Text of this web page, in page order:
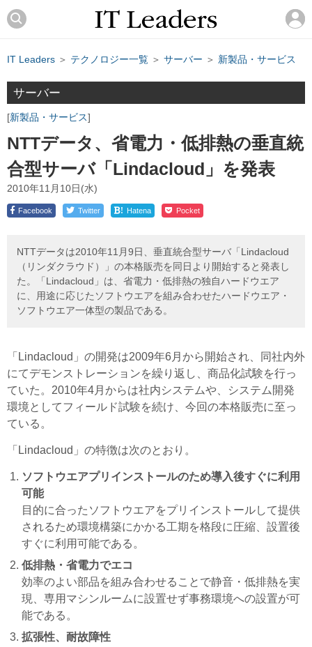
IT Leaders ＞ テクノロジー一覧 ＞ サーバー ＞ 新製品・サービス
サーバー
新製品・サービス
NTTデータ、省電力・低排熱の垂直統
合型サーバ「Lindacloud」を発表
2010年11月10日(水)
Facebook Twitter ! Hatena Pocket
NTTデータは2010年11月9日、垂直統合型サーバ「Lindacloud
（リンダクラウド）」の本格販売を同日より開始すると発表し
た。「Lindacloud」は、省電力・低排熱の独自ハードウエア
に、用途に応じたソフトウエアを組み合わせたハードウエア・
ソフトウエア一体型の製品である。
「Lindacloud」の開発は2009年6月から開始され、同社内外
にてデモンストレーションを繰り返し、商品化試験を行っ
ていた。2010年4月からは社内システムや、システム開発
環境としてフィールド試験を続け、今回の本格販売に至っ
ている。
「Lindacloud」の特徴は次のとおり。
ソフトウエアプリインストールのため導入後すぐに利用
可能
目的に合ったソフトウエアをプリインストールして提供
されるため環境構築にかかる工期を格段に圧縮、設置後
すぐに利用可能である。
低排熱・省電力でエコ
効率のよい部品を組み合わせることで静音・低排熱を実
現、専用マシンルームに設置せず事務環境への設置が可
能である。
拡張性、耐故障性